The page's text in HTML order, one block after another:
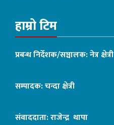
हाम्रो टिम
प्रबन्ध निर्देशक/सञ्चालक: नेत्र क्षेत्री
सम्पादक: चन्दा क्षेत्री
संवाददाता: राजेन्द्र थापा